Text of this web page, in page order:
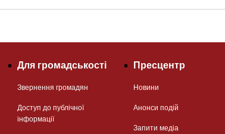
Для громадськості
Звернення громадян
Доступ до публічної
інформації
Пресцентр
Новини
Анонси подій
Запити медіа